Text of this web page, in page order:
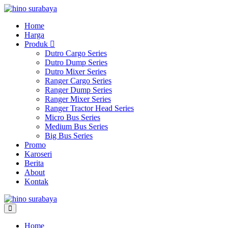
Lompat
kontenHome
Harga
Produk
Dutro Cargo Series
Dutro Dump Series
Dutro Mixer Series
Ranger Cargo Series
Ranger Dump Series
Ranger Mixer Series
Ranger Tractor Head Series
Micro Bus Series
Medium Bus Series
Big Bus Series
Promo
Karoseri
Berita
About
Kontak
Toggle
Menu
Home